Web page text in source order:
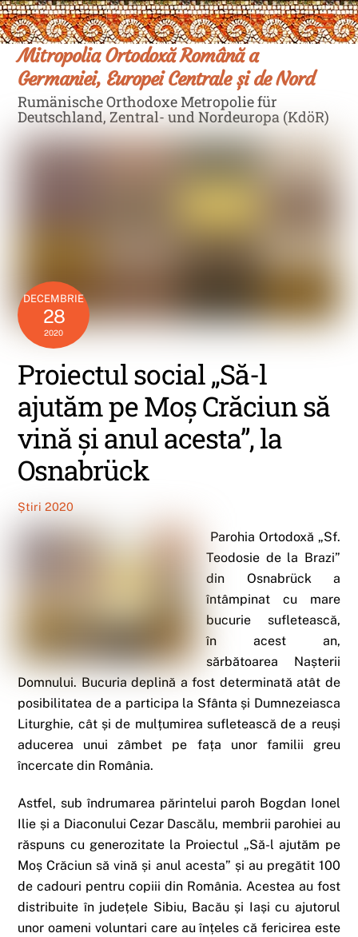
Skip
to
content
Mitropolia Ortodoxă Română a
Germaniei, Europei Centrale și de Nord
Rumänische Orthodoxe Metropolie für
Deutschland, Zentral- und Nordeuropa (KdöR)
DECEMBRIE
28
2020
Proiectul social „Să-l
ajutăm pe Moș Crăciun să
vină și anul acesta”, la
Osnabrück
Știri 2020
Parohia Ortodoxă „Sf.
Teodosie de la Brazi”
din Osnabrück a
întâmpinat cu mare
bucurie sufletească,
în acest an,
sărbătoarea Nașterii
Domnului. Bucuria deplină a fost determinată atât de
posibilitatea de a participa la Sfânta și Dumnezeiasca
Liturghie, cât și de mulțumirea sufletească de a reuși
aducerea unui zâmbet pe fața unor familii greu
încercate din România.
Astfel, sub îndrumarea părintelui paroh Bogdan Ionel
Ilie și a Diaconului Cezar Dascălu, membrii parohiei au
răspuns cu generozitate la Proiectul „Să-l ajutăm pe
Moș Crăciun să vină și anul acesta” și au pregătit 100
de cadouri pentru copiii din România. Acestea au fost
distribuite în județele Sibiu, Bacău și Iași cu ajutorul
unor oameni voluntari care au înțeles că fericirea este